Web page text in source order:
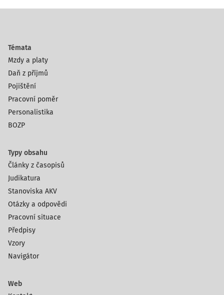
Témata
Mzdy a platy
Daň z příjmů
Pojištění
Pracovní poměr
Personalistika
BOZP
Typy obsahu
Články z časopisů
Judikatura
Stanoviska AKV
Otázky a odpovědi
Pracovní situace
Předpisy
Vzory
Navigátor
Web